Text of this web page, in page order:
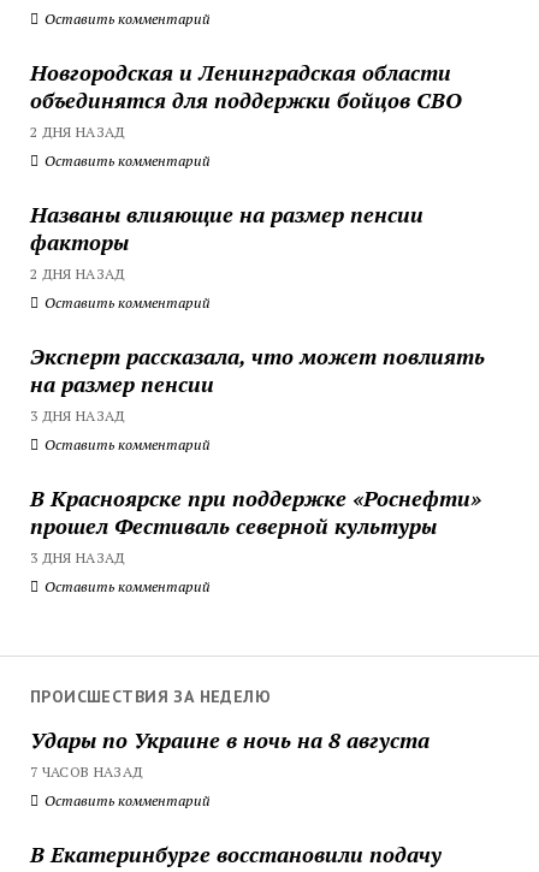
Оставить комментарий
Новгородская и Ленинградская области
объединятся для поддержки бойцов СВО
2 ДНЯ НАЗАД
Оставить комментарий
Названы влияющие на размер пенсии
факторы
2 ДНЯ НАЗАД
Оставить комментарий
Эксперт рассказала, что может повлиять
на размер пенсии
3 ДНЯ НАЗАД
Оставить комментарий
В Красноярске при поддержке «Роснефти»
прошел Фестиваль северной культуры
3 ДНЯ НАЗАД
Оставить комментарий
ПРОИСШЕСТВИЯ ЗА НЕДЕЛЮ
Удары по Украине в ночь на 8 августа
7 ЧАСОВ НАЗАД
Оставить комментарий
В Екатеринбурге восстановили подачу